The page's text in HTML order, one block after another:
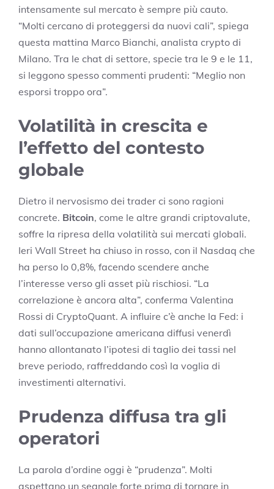
intensamente sul mercato è sempre più cauto.
“Molti cercano di proteggersi da nuovi cali”, spiega
questa mattina Marco Bianchi, analista crypto di
Milano. Tra le chat di settore, specie tra le 9 e le 11,
si leggono spesso commenti prudenti: “Meglio non
esporsi troppo ora”.
Volatilità in crescita e
l’effetto del contesto
globale
Dietro il nervosismo dei trader ci sono ragioni
concrete. Bitcoin, come le altre grandi criptovalute,
soffre la ripresa della volatilità sui mercati globali.
Ieri Wall Street ha chiuso in rosso, con il Nasdaq che
ha perso lo 0,8%, facendo scendere anche
l’interesse verso gli asset più rischiosi. “La
correlazione è ancora alta”, conferma Valentina
Rossi di CryptoQuant. A influire c’è anche la Fed: i
dati sull’occupazione americana diffusi venerdì
hanno allontanato l’ipotesi di taglio dei tassi nel
breve periodo, raffreddando così la voglia di
investimenti alternativi.
Prudenza diffusa tra gli
operatori
La parola d’ordine oggi è “prudenza”. Molti
aspettano un segnale forte prima di tornare in